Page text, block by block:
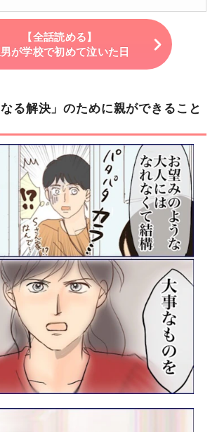
【全話読める】
が学校で初めて泣いた日
なる解決」のために親ができること